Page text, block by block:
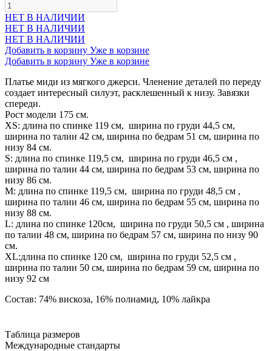
НЕТ В НАЛИЧИИ
НЕТ В НАЛИЧИИ
НЕТ В НАЛИЧИИ
Добавить в корзину Уже в корзине
Добавить в корзину Уже в корзине
Платье миди из мягкого джерси. Членение деталей по переду
создает интересный силуэт, расклешенный к низу. Завязки
спереди.
Рост модели 175 см.
XS: длина по спинке 119 см, ширина по груди 44,5 см,
ширина по талии 42 см, ширина по бедрам 51 см, ширина по
низу 84 см.
S: длина по спинке 119,5 см, ширина по груди 46,5 см ,
ширина по талии 44 см, ширина по бедрам 53 см, ширина по
низу 86 см.
М: длина по спинке 119,5 см, ширина по груди 48,5 см ,
ширина по талии 46 см, ширина по бедрам 55 см, ширина по
низу 88 см.
L: длина по спинке 120см, ширина по груди 50,5 см , ширина
по талии 48 см, ширина по бедрам 57 см, ширина по низу 90
см.
XL:длина по спинке 120 см, ширина по груди 52,5 см ,
ширина по талии 50 см, ширина по бедрам 59 см, ширина по
низу 92 см
Состав: 74% вискоза, 16% полиамид, 10% лайкра
Таблица размеров
Международные стандарты